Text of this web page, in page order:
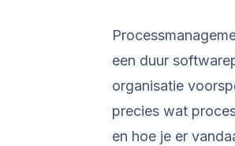
een duur
organisatie
precies wat
en hoe je er